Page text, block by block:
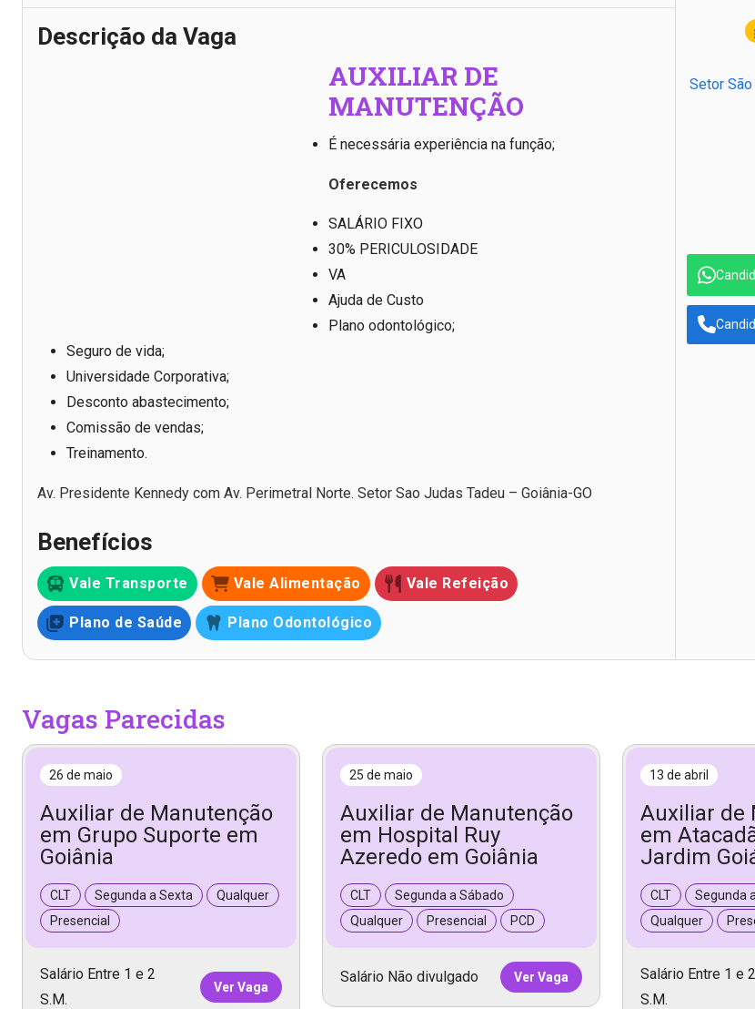
Descrição da Vaga
AUXILIAR DE
MANUTENÇÃO
É necessária experiência na função;
Oferecemos
SALÁRIO FIXO
30% PERICULOSIDADE
VA
Ajuda de Custo
Plano odontológico;
Seguro de vida;
Universidade Corporativa;
Desconto abastecimento;
Comissão de vendas;
Treinamento.
Av. Presidente Kennedy com Av. Perimetral Norte. Setor Sao Judas Tadeu – Goiânia-GO
Benefícios
Vale Transporte Vale Alimentação Vale Refeição
Plano de Saúde Plano Odontológico
Setor
Vagas Parecidas
26 de maio
Auxiliar de Manutenção
em Grupo Suporte em
Goiânia
CLT Segunda a Sexta
Qualquer
Presencial
Salário Entre 1 e 2
S.M.
Ver Vaga
25 de maio
Auxiliar de Manutenção
em Hospital Ruy
Azeredo em Goiânia
CLT
Segunda a Sábado
Qualquer
Presencial PCD
Salário Não divulgado Ver Vaga
13 de abril
Auxiliar de
em
Jardim
CLT
Segunda
Qualquer
Salário Entre 1 e 2
S.M.